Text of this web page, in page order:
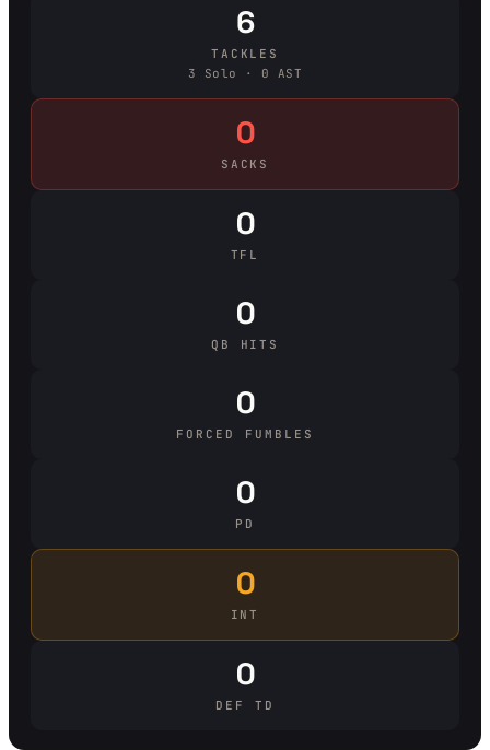
6
TACKLES
3 Solo · 0 AST
0
SACKS
0
TFL
0
QB HITS
0
FORCED FUMBLES
0
PD
0
INT
0
DEF TD